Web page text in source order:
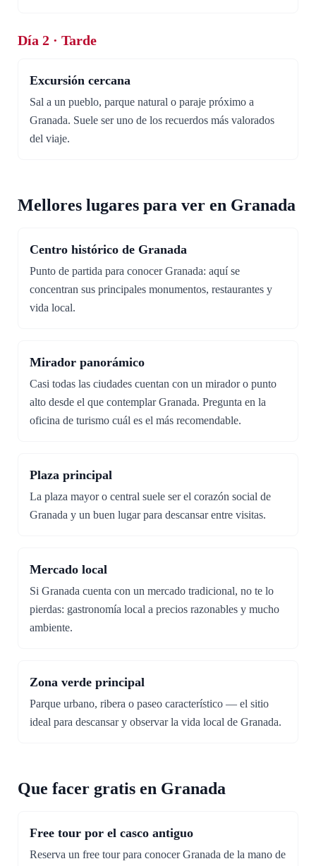
Día 2 · Tarde
Excursión cercana
Sal a un pueblo, parque natural o paraje próximo a
Granada. Suele ser uno de los recuerdos más valorados
del viaje.
Mellores lugares para ver en Granada
Centro histórico de Granada
Punto de partida para conocer Granada: aquí se
concentran sus principales monumentos, restaurantes y
vida local.
Mirador panorámico
Casi todas las ciudades cuentan con un mirador o punto
alto desde el que contemplar Granada. Pregunta en la
oficina de turismo cuál es el más recomendable.
Plaza principal
La plaza mayor o central suele ser el corazón social de
Granada y un buen lugar para descansar entre visitas.
Mercado local
Si Granada cuenta con un mercado tradicional, no te lo
pierdas: gastronomía local a precios razonables y mucho
ambiente.
Zona verde principal
Parque urbano, ribera o paseo característico — el sitio
ideal para descansar y observar la vida local de Granada.
Que facer gratis en Granada
Free tour por el casco antiguo
Reserva un free tour para conocer Granada de la mano de